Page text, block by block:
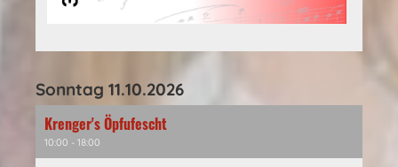
Sonntag 11.10.2026
Krenger's Öpfufescht
10:00 - 18:00